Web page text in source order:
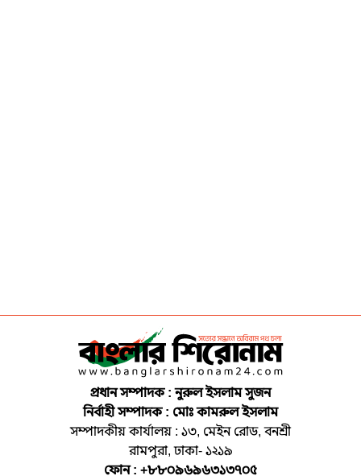
প্রধান সম্পাদক : নুরুল ইসলাম সুজন
নির্বাহী সম্পাদক : মোঃ কামরুল ইসলাম
সম্পাদকীয় কার্যালয় : ১৩, মেইন রোড, বনশ্রী
রামপুরা, ঢাকা- ১২১৯
ফোন : +৮৮০৯৬৯৬৩১৩৭০৫